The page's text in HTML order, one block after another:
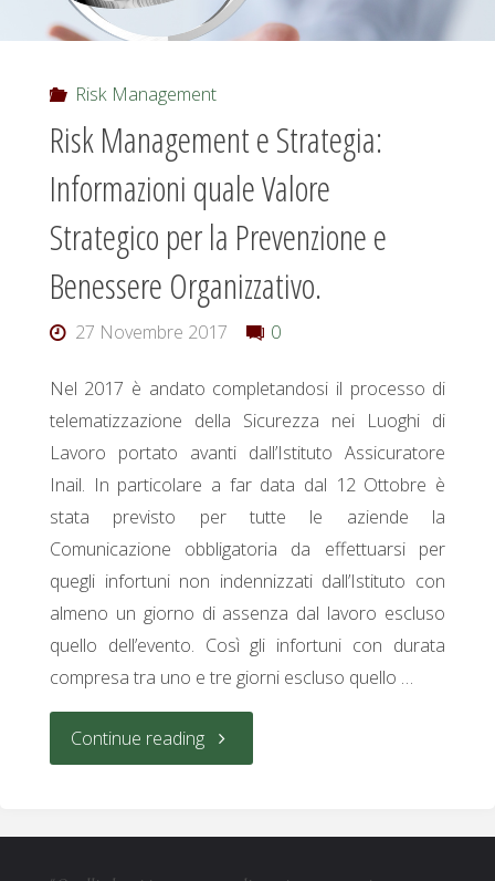
opportunità
nel
nuovo
contesto
–
Webinar
Ottobre
2021"
Risk Management
Risk Management e Strategia:
Informazioni quale Valore
Strategico per la Prevenzione e
Benessere Organizzativo.
27 Novembre 2017 0
Nel 2017 è andato completandosi il processo di
telematizzazione della Sicurezza nei Luoghi di
Lavoro portato avanti dall’Istituto Assicuratore
Inail. In particolare a far data dal 12 Ottobre è
stata previsto per tutte le aziende la
Comunicazione obbligatoria da effettuarsi per
quegli infortuni non indennizzati dall’Istituto con
almeno un giorno di assenza dal lavoro escluso
quello dell’evento. Così gli infortuni con durata
compresa tra uno e tre giorni escluso quello …
Continue reading"Risk
e